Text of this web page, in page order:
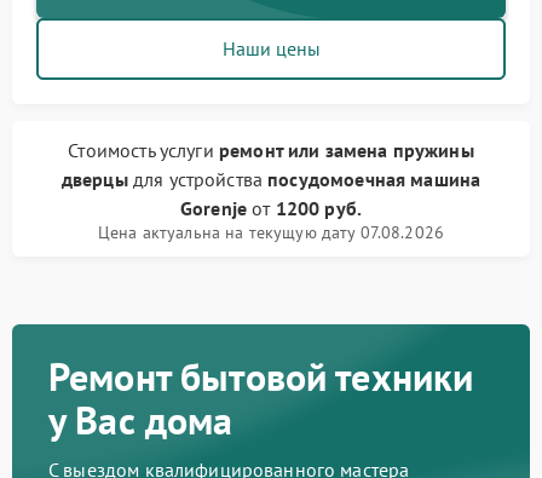
Наши цены
Стоимость услуги ремонт или замена пружины
дверцыдля устройства посудомоечная машина
Gorenje от 1200 руб.
Цена актуальна на текущую дату 07.08.2026
Ремонт бытовой техники
у Вас дома
С выездом квалифицированного мастера